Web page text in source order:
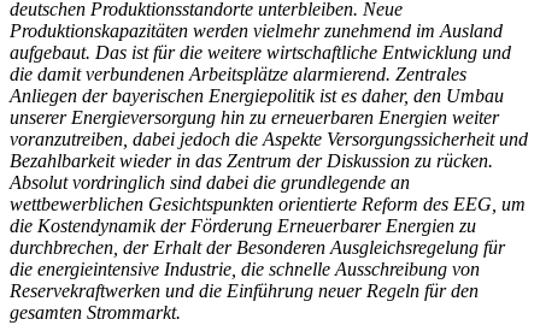
deutschen Produktionsstandorte unterbleiben. Neue
Produktionskapazitäten werden vielmehr zunehmend im Ausland
aufgebaut. Das ist für die weitere wirtschaftliche Entwicklung und
die damit verbundenen Arbeitsplätze alarmierend. Zentrales
Anliegen der bayerischen Energiepolitik ist es daher, den Umbau
unserer Energieversorgung hin zu erneuerbaren Energien weiter
voranzutreiben, dabei jedoch die Aspekte Versorgungssicherheit und
Bezahlbarkeit wieder in das Zentrum derDiskussion zu rücken.
Absolut vordringlich sind dabei die grundlegende an
wettbewerblichen Gesichtspunkten orientierte Reform des EEG, um
die Kostendynamik der Förderung Erneuerbarer Energien zu
durchbrechen, der Erhalt der Besonderen Ausgleichsregelung für
die energieintensive Industrie, die schnelle Ausschreibung von
Reservekraftwerken und die Einführung neuer Regeln für den
gesamten Strommarkt.